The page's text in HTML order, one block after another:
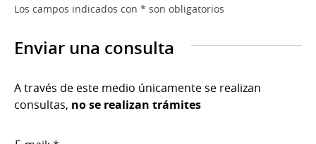
Los campos indicados con * son obligatorios
Enviar una consulta
A través de este medio únicamente se realizan
consultas, no se realizan trámites